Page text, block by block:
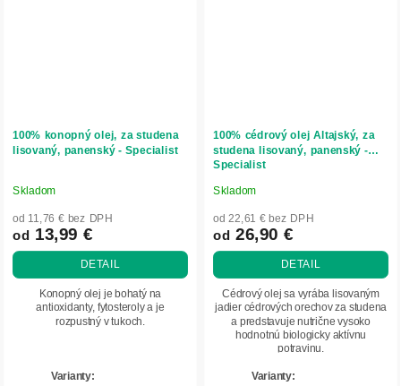
100% konopný olej, za studena
lisovaný, panenský - Specialist
Priemerné
hodnotenie
produktu
je
hviezdičiek.
Skladom
od 11,76 € bez DPH
od 13,99 €
DETAIL
Konopný olej je bohatý na
antioxidanty, fytosteroly a je
rozpustný v tukoch.
100% cédrový olej Altajský, za
studena lisovaný, panenský -
Specialist
Priemerné
hodnotenie
produktu
je
5
hviezdičiek.
Skladom
od 22,61 € bez DPH
od 26,90 €
DETAIL
Cédrový olej sa vyrába lisovaným
jadier cédrových orechov za studena
a predstavuje nutrične vysoko
hodnotnú biologicky aktívnu
potravinu.